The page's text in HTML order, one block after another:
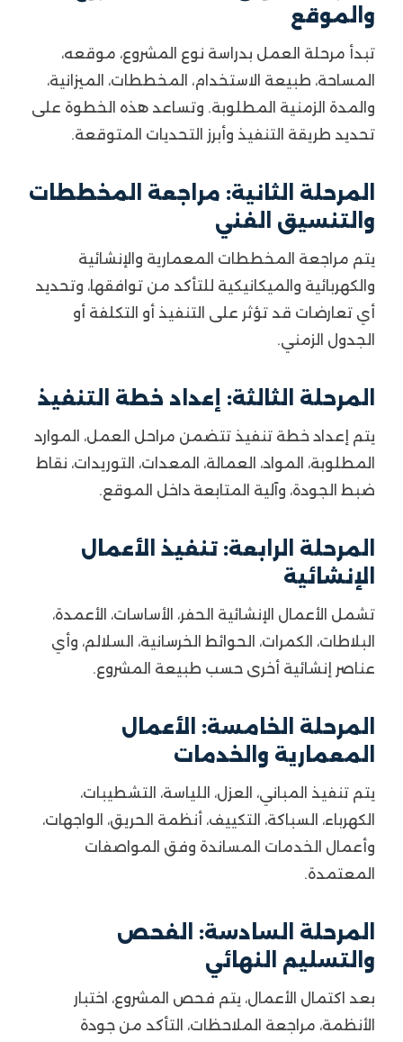
والموقع
تبدأ مرحلة العمل بدراسة نوع المشروع، موقعه،
المساحة، طبيعة الاستخدام، المخططات، الميزانية،
والمدة الزمنية المطلوبة. وتساعد هذه الخطوة على
تحديد طريقة التنفيذ وأبرز التحديات المتوقعة.
المرحلة الثانية: مراجعة المخططات
والتنسيق الفني
يتم مراجعة المخططات المعمارية والإنشائية
والكهربائية والميكانيكية للتأكد من توافقها، وتحديد
أي تعارضات قد تؤثر على التنفيذ أو التكلفة أو
الجدول الزمني.
المرحلة الثالثة: إعداد خطة التنفيذ
يتم إعداد خطة تنفيذ تتضمن مراحل العمل، الموارد
المطلوبة، المواد، العمالة، المعدات، التوريدات، نقاط
ضبط الجودة، وآلية المتابعة داخل الموقع.
المرحلة الرابعة: تنفيذ الأعمال
الإنشائية
تشمل الأعمال الإنشائية الحفر، الأساسات، الأعمدة،
البلاطات، الكمرات، الحوائط الخرسانية، السلالم، وأي
عناصر إنشائية أخرى حسب طبيعة المشروع.
المرحلة الخامسة: الأعمال
المعمارية والخدمات
يتم تنفيذ المباني، العزل، اللياسة، التشطيبات،
الكهرباء، السباكة، التكييف، أنظمة الحريق، الواجهات،
وأعمال الخدمات المساندة وفق المواصفات
المعتمدة.
المرحلة السادسة: الفحص
والتسليم النهائي
بعد اكتمال الأعمال، يتم فحص المشروع، اختبار
الأنظمة، مراجعة الملاحظات، التأكد من جودة